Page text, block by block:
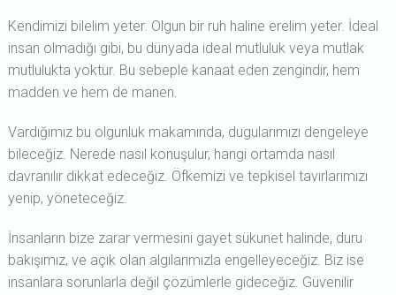
Kendimizi bilelim yeter. Olgun bir ruh haline erelim yeter. İdeal
insan olmadığı gibi, bu dünyada ideal mutluluk veya mutlak
mutlulukta yoktur. Bu sebeple kanaat eden zengindir, hem
madden ve hem de manen.
Vardığımız bu olgunluk makamında, dugularımızı dengeleye
bileceğiz. Nerede nasıl konuşulur, hangi ortamda nasıl
davranılır dikkat edeceğiz. Öfkemizi ve tepkisel tavırlarımızı
yenip, yöneteceğiz.
İnsanların bize zarar vermesini gayet sükunet halinde, duru
bakışımız, ve açık olan algılarımızla engelleyeceğiz. Biz ise
insanlara sorunlarla değil çözümlerle gideceğiz. Güvenilir